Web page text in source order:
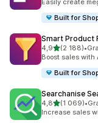
Easily create
Built for
Smart Product
4,9av 5 stjerner
(2 188)
Totalt 2188 •
Boost sales
Built for
Searchanise
4,8av 5 stjerner
(1 069)
Totalt 1069 •
Increase sales